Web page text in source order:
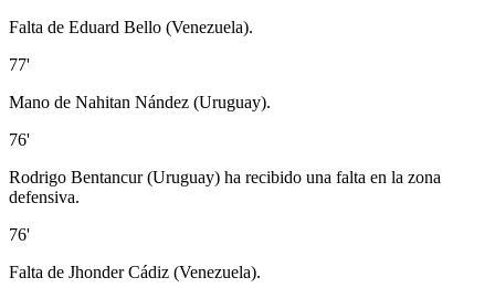
Falta de Eduard Bello (Venezuela).
77'
Mano de Nahitan Nández (Uruguay).
76'
Rodrigo Bentancur (Uruguay) ha recibido una falta en la zona
defensiva.
76'
Falta de Jhonder Cádiz (Venezuela).